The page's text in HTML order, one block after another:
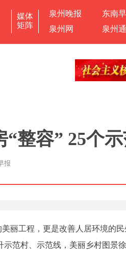
媒体
矩阵
泉州晚报 东南
泉州网
泉州通
整容” 25个
报
丽工程，更是改善人居环境的
范村、示范线，美丽乡村图景